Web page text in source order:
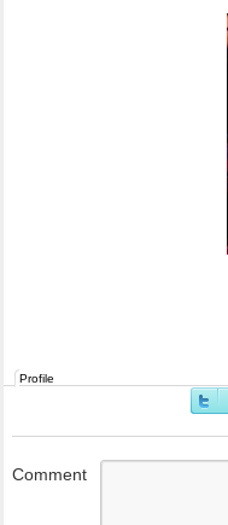
Profile
Comment